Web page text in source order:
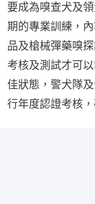
要成為嗅查犬及
期的專業訓練，
品及槍械彈藥嗅
考核及測試才可
佳狀態，警犬隊
行年度認證考核